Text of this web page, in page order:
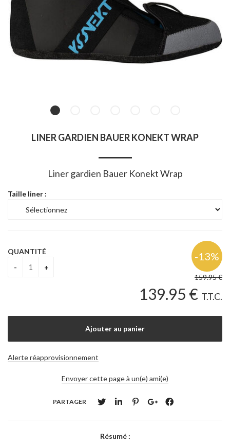
LINER GARDIEN BAUER KONEKT WRAP
Liner gardien Bauer Konekt Wrap
Taille liner :
159.95€
139.95 € T.T.C.
QUANTITÉ
Alerte réapprovisionnement
Envoyer cette page à un(e) ami(e)
PARTAGER
Résumé :